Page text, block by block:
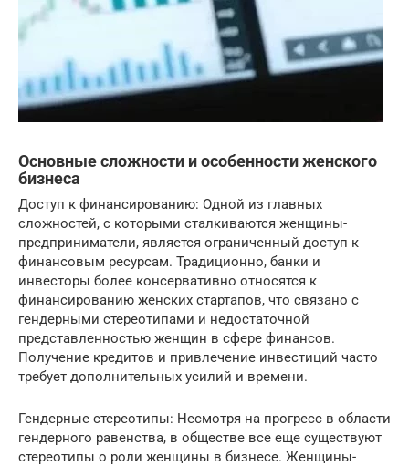
Основные сложности и особенности женского
бизнеса
Доступ к финансированию: Одной из главных
сложностей, с которыми сталкиваются женщины-
предприниматели, является ограниченный доступ к
финансовым ресурсам. Традиционно, банки и
инвесторы более консервативно относятся к
финансированию женских стартапов, что связано с
гендерными стереотипами и недостаточной
представленностью женщин в сфере финансов.
Получение кредитов и привлечение инвестиций часто
требует дополнительных усилий и времени.
Гендерные стереотипы: Несмотря на прогресс в области
гендерного равенства, в обществе все еще существуют
стереотипы о роли женщины в бизнесе. Женщины-